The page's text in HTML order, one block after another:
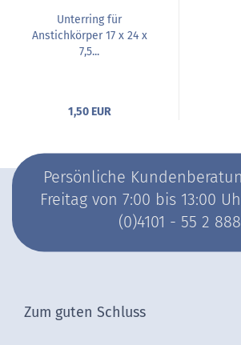
Unterring für
Anstichkörper 17 x 24 x
7,5...
1,50 EUR
Persönliche
Freitag von 7:00 bis 13:00
(0)4101 - 55 2 888
Zum guten Schluss